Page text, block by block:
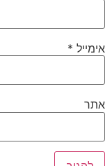
אימייל *
אתר